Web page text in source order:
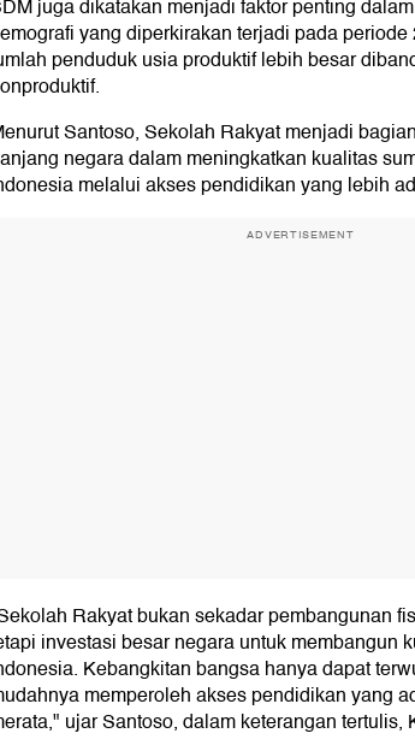
juga dikatakan menjadi faktor penting
yang diperkirakan terjadi pada
penduduk usia produktif lebih besar
Santoso, Sekolah Rakyat menjadi
negara dalam meningkatkan kualitas
melalui akses pendidikan yang lebih
ADVERTISEMENT
Rakyat bukan sekadar pembangunan
investasi besar negara untuk membangun
Kebangkitan bangsa hanya dapat
memperoleh akses pendidikan yang
ujar Santoso, dalam keterangan tertulis,